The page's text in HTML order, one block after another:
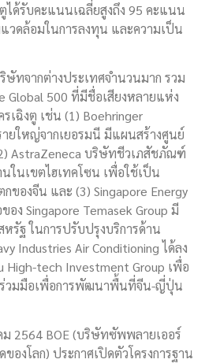
ได้รับคะแนนเฉลี่ยสูงถึง 95 คะแนน
ดล้อมในการลงทุน และความเป็น
ษัทจากต่างประเทศจำนวนมาก รวม
500 ที่มีชื่อเสียงหลายแห่ง
เฉิงตู เช่น (1) Boehringer
ยใหญ่จากเยอรมนี มีแผนสร้างศูนย์
AstraZeneca บริษัทชีวเภสัชภัณฑ์
ในเขตไฮเทคโซน เพื่อใช้เป็น
องจีน และ (3) Singapore Energy
ง Singapore Temasek Group มี
รัฐ ในการปรับปรุงบริการด้าน
Industries Air Conditioning ได้ลง
High-tech Investment Group เพื่อ
ร่วมมือเพื่อการพัฒนาพื้นที่จีน-ญี่ปุ่น
2564 BOE (บริษัทซัพพลายเออร์
งโลก) ประกาศเปิดตัวโครงการฐาน